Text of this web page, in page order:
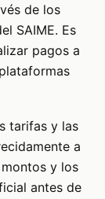
de los
SAIME. Es
pagos a
tarifas y las
a
y los
antes de